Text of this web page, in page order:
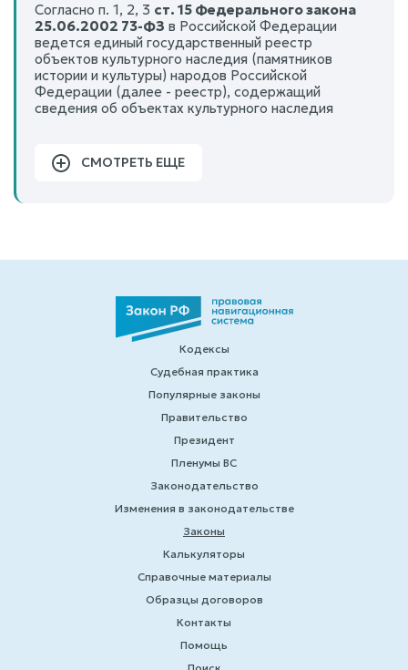
Согласно п. 1, 2, 3 ст. 15 Федерального закона
25.06.2002 73-ФЗ в Российской Федерации
ведется единый государственный реестр
объектов культурного наследия (памятников
истории и культуры) народов Российской
Федерации (далее - реестр), содержащий
сведения об объектах культурного наследия
СМОТРЕТЬ ЕЩЕ
Кодексы
Судебная практика
Популярные законы
Правительство
Президент
Пленумы ВС
Законодательство
Изменения в законодательстве
Законы
Калькуляторы
Справочные материалы
Образцы договоров
Контакты
Помощь